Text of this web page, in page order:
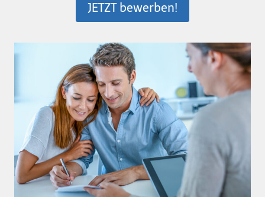
JETZT bewerben!